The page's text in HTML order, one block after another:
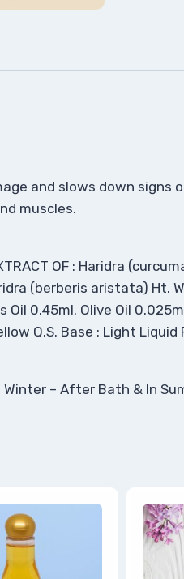
and slows down signs
muscles.
OF : Haridra
(berberis aristata) Ht.
0.45ml. Olive Oil
Q.S. Base : Light Liquid
– After Bath & In